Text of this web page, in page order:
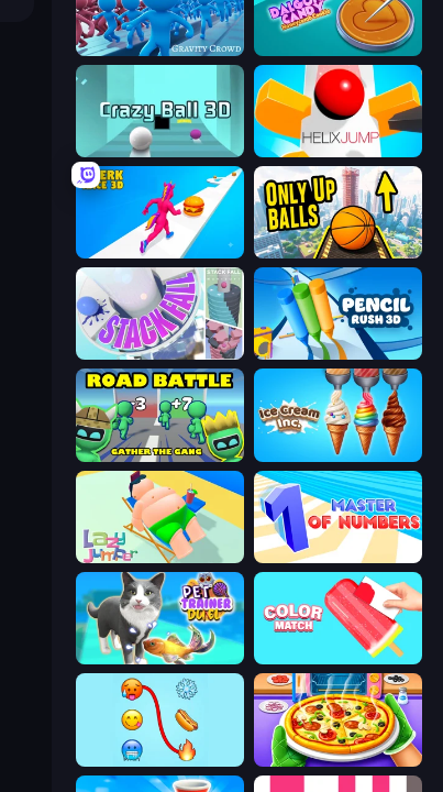
Gravity Crowd Dalgona Candy Honeycomb Cookie
Crazy Ball 3D Helix Jump
Twerk Race 3D Only Up Balls
Stack Fall Pencil Rush
Road Battle: Gather the Gang Ice Cream Inc.
Lazy Jumper Master of Numbers
Pet Trainer Duel
Emoji Puzzle! Pizza Maker